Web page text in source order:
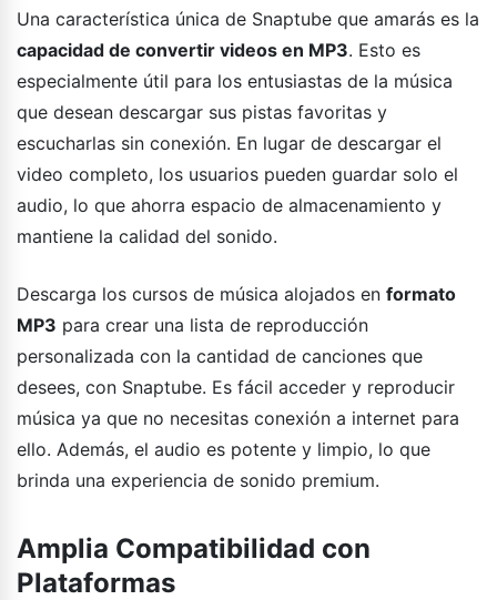
Una característica única de Snaptube que amarás es la
capacidad de convertir videos en MP3. Esto es
especialmente útil para los entusiastas de la música
que desean descargar sus pistas favoritas y
escucharlas sin conexión. En lugar de descargar el
video completo, los usuarios pueden guardar solo el
audio, lo que ahorra espacio de almacenamiento y
mantiene la calidad del sonido.
Descarga los cursos de música alojados en formato
MP3 para crear una lista de reproducción
personalizada con la cantidad de canciones que
desees, con Snaptube. Es fácil acceder y reproducir
música ya que no necesitas conexión a internet para
ello. Además, el audio es potente y limpio, lo que
brinda una experiencia de sonido premium.
Amplia Compatibilidad con
Plataformas